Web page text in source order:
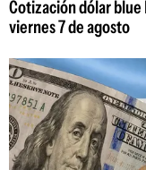
Cotización dólar blue
viernes 7 de agosto